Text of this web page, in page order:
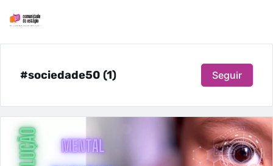
#sociedade50 (1) Seguir